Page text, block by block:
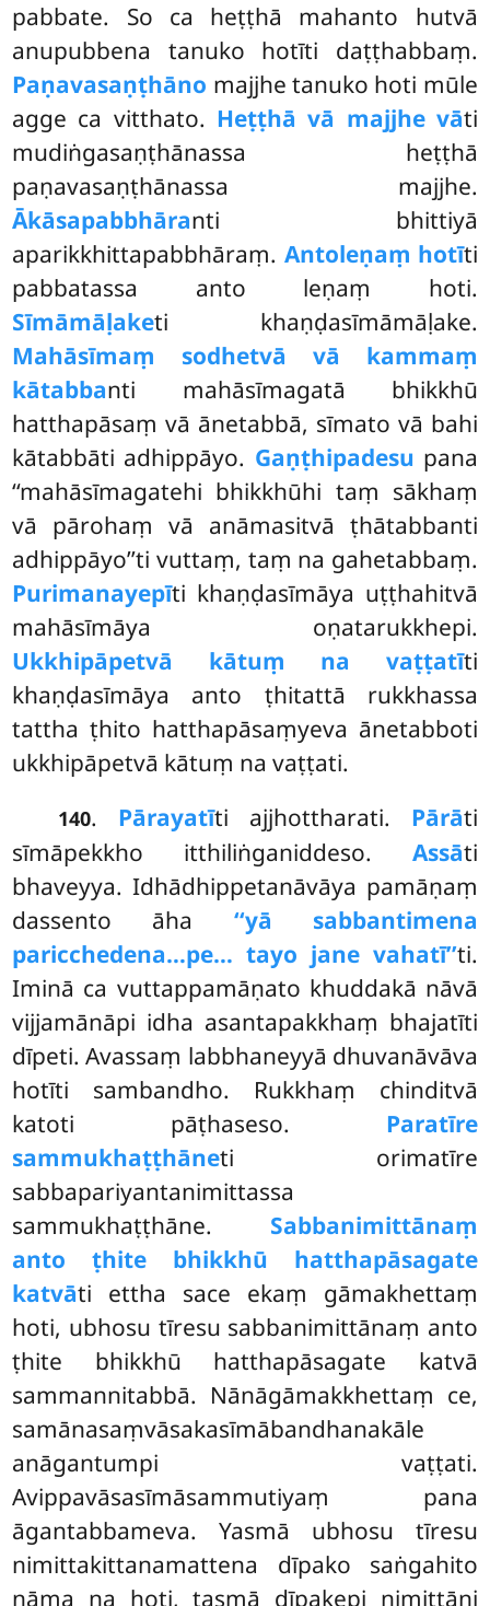
pabbate. So ca heṭṭhā mahanto hutvā
anupubbena tanuko hotīti daṭṭhabbaṃ.
Paṇavasaṇṭhāno majjhe tanuko hoti mūle
agge ca vitthato. Heṭṭhā vā majjhe vāti
mudiṅgasaṇṭhānassa heṭṭhā
paṇavasaṇṭhānassa majjhe.
Ākāsapabbhāranti bhittiyā
aparikkhittapabbhāraṃ. Antoleṇaṃ hotīti
pabbatassa anto leṇaṃ hoti.
Sīmāmāḷaketi khaṇḍasīmāmāḷake.
Mahāsīmaṃ sodhetvā vā kammaṃ
kātabbanti mahāsīmagatā bhikkhū
hatthapāsaṃ vā ānetabbā, sīmato vā bahi
kātabbāti adhippāyo. Gaṇṭhipadesu pana
‘‘mahāsīmagatehi bhikkhūhi taṃ sākhaṃ
vā pārohaṃ vā anāmasitvā ṭhātabbanti
adhippāyo’’ti vuttaṃ, taṃ na gahetabbaṃ.
Purimanayepīti khaṇḍasīmāya uṭṭhahitvā
mahāsīmāya oṇatarukkhepi.
Ukkhipāpetvā kātuṃ na vaṭṭatīti
khaṇḍasīmāya anto ṭhitattā rukkhassa
tattha ṭhito hatthapāsaṃyeva ānetabboti
ukkhipāpetvā kātuṃ na vaṭṭati.
140. Pārayatīti ajjhottharati. Pārāti
sīmāpekkho itthiliṅganiddeso. Assāti
bhaveyya. Idhādhippetanāvāya pamāṇaṃ
dassento āha ‘‘yā sabbantimena
paricchedena…pe… tayo jane vahatī’’ti.
Iminā ca vuttappamāṇato khuddakā nāvā
vijjamānāpi idha asantapakkhaṃ bhajatīti
dīpeti. Avassaṃ labbhaneyyā dhuvanāvāva
hotīti sambandho. Rukkhaṃ chinditvā
katoti pāṭhaseso. Paratīre
sammukhaṭṭhāneti orimatīre
sabbapariyantanimittassa
sammukhaṭṭhāne. Sabbanimittānaṃ
anto ṭhite bhikkhū hatthapāsagate
katvāti ettha sace ekaṃ gāmakhettaṃ
hoti, ubhosu tīresu sabbanimittānaṃ anto
ṭhite bhikkhū hatthapāsagate katvā
sammannitabbā. Nānāgāmakkhettaṃ ce,
samānasaṃvāsakasīmābandhanakāle
anāgantumpi vaṭṭati.
Avippavāsasīmāsammutiyaṃ pana
āgantabbameva. Yasmā ubhosu tīresu
nimittakittanamattena dīpako saṅgahito
nāma na hoti, tasmā dīpakepi nimittāni